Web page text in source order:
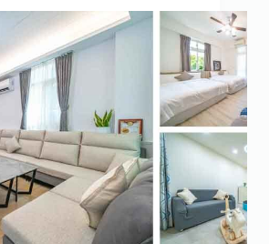
全
開
幕
村
美
學
質